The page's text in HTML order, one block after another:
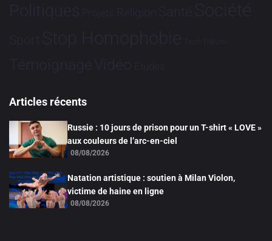
Politiques Projets Religion Santé Société
Sport Stop Homophobie Tech Tribune
TémoignageVidéo Études
Articles récents
Russie : 10 jours de prison pour un T-shirt « LOVE »
aux couleurs de l’arc-en-ciel
08/08/2026
Natation artistique : soutien à Milan Violon,
victime de haine en ligne
08/08/2026